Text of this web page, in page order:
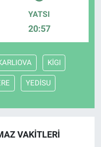
YATSI
20:57
KİGI
YEDİSU
VAKITLERI